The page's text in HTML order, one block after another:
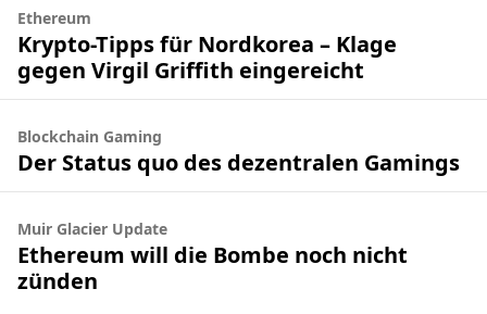
Ethereum
Krypto-Tipps für Nordkorea – Klage
gegen Virgil Griffith eingereicht
Blockchain Gaming
Der Status quo des dezentralen Gamings
Muir Glacier Update
Ethereum will die Bombe noch nicht
zünden